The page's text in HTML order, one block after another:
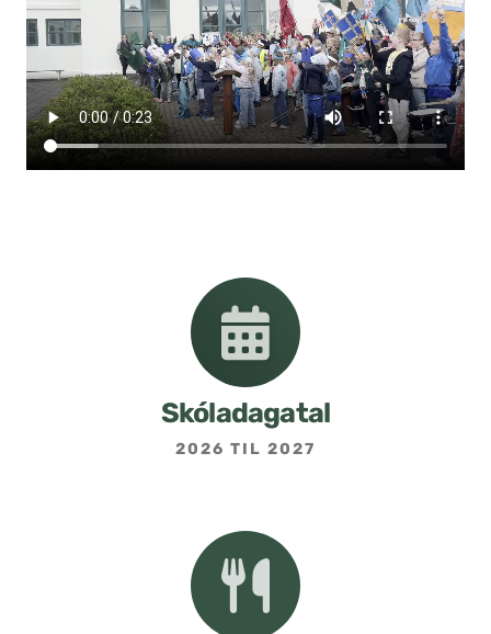
Skóladagatal
2026 TIL 2027
Umsókn um val utanskóla
Foreldrafélag
Samstarf heimilis og skóla
Áætlanir og stefnur